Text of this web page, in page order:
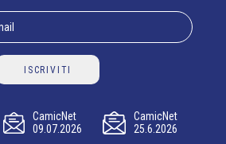
ISCRIVITI
CamicNet
09.07.2026
CamicNet
25.6.2026